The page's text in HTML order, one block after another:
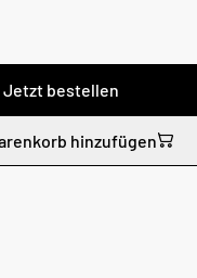
Jetzt bestellen
hinzufügen